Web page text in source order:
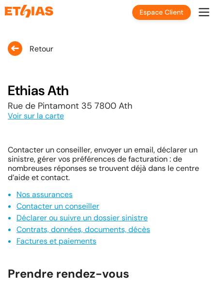
Espace Client
Retour
Ethias Ath
Rue de Pintamont 35 7800 Ath
Voir sur la carte
Contacter un conseiller, envoyer un email, déclarer un
sinistre, gérer vos préférences de facturation : de
nombreuses réponses se trouvent déjà dans le centre
d’aide et contact.
Nos assurances
Contacter un conseiller
Déclarer ou suivre un dossier sinistre
Contrats, données, documents, décès
Factures et paiements
Prendre rendez-vous